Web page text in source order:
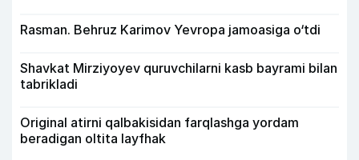
Rasman. Behruz Karimov Yevropa jamoasiga o‘tdi
Shavkat Mirziyoyev quruvchilarni kasb bayrami bilan
tabrikladi
Original atirni qalbakisidan farqlashga yordam
beradigan oltita layfhak